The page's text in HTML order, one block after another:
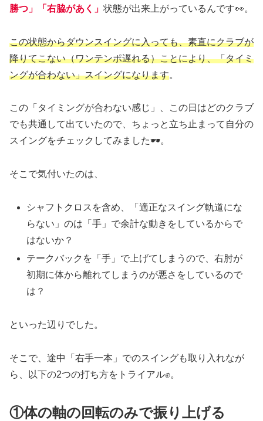
勝つ」「右脇があく」 状態が出来上がっているんです👀。
この状態からダウンスイングに入っても、素直にクラブが
降りてこない（ワンテンポ遅れる）ことにより、「タイミ
ングが合わない」スイングになります。
この「タイミングが合わない感じ」、この日はどのクラブ
でも共通して出ていたので、ちょっと立ち止まって自分の
スイングをチェックしてみました🕶️。
そこで気付いたのは、
シャフトクロスを含め、「適正なスイング軌道にな
らない」のは「手」で余計な動きをしているからで
はないか？
テークバックを「手」で上げてしまうので、右肘が
初期に体から離れてしまうのが悪さをしているので
は？
といった辺りでした。
そこで、途中「右手一本」でのスイングも取り入れなが
ら、以下の2つの打ち方をトライアル✊。
①体の軸の回転のみで振り上げる